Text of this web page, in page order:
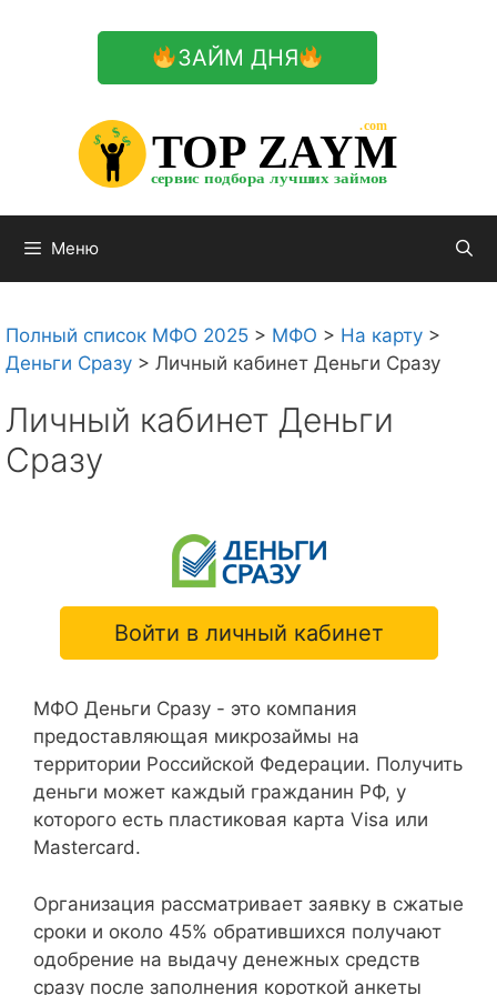
ЗАЙМ ДНЯ
TOP ZAYM
сервис подбора лучших займов
.com
$
$
$
Меню
Полный список МФО 2025 > МФО > На карту >
Деньги Сразу > Личный кабинет Деньги Сразу
Личный кабинет Деньги
Сразу
Войти в личный кабинет
МФО Деньги Сразу - это компания
предоставляющая микрозаймы на
территории Российской Федерации. Получить
деньги может каждый гражданин РФ, у
которого есть пластиковая карта Visa или
Mastercard.
Организация рассматривает заявку в сжатые
сроки и около 45% обратившихся получают
одобрение на выдачу денежных средств
сразу после заполнения короткой анкеты